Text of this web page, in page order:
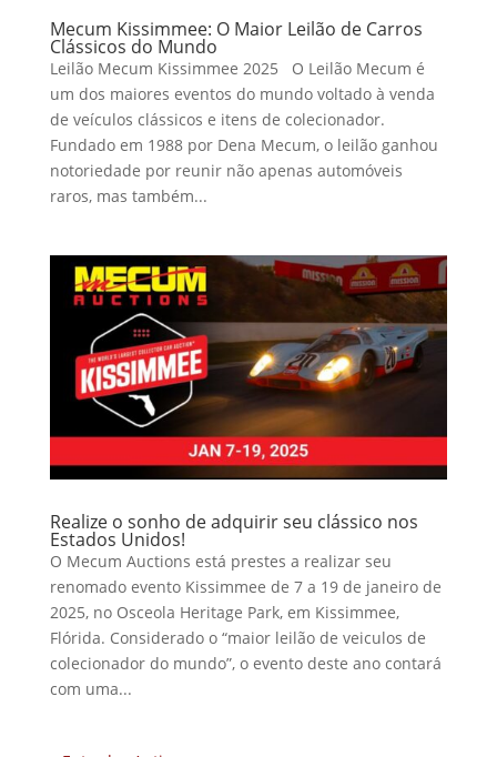
Mecum Kissimmee: O Maior Leilão de Carros
Clássicos do Mundo
Leilão Mecum Kissimmee 2025 O Leilão Mecum é
um dos maiores eventos do mundo voltado à venda
de veículos clássicos e itens de colecionador.
Fundado em 1988 por Dena Mecum, o leilão ganhou
notoriedade por reunir não apenas automóveis
raros, mas também...
Realize o sonho de adquirir seu clássico nos
Estados Unidos!
O Mecum Auctions está prestes a realizar seu
renomado evento Kissimmee de 7 a 19 de janeiro de
2025, no Osceola Heritage Park, em Kissimmee,
Flórida. Considerado o “maior leilão de veiculos de
colecionador do mundo”, o evento deste ano contará
com uma...